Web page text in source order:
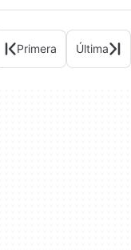
Primera Última